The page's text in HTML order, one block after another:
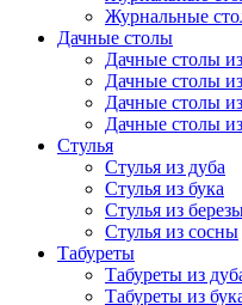
Журнальные
Дачные столы
Дачные столы
Дачные столы
Дачные столы
Дачные столы
Стулья
Стулья из дуба
Стулья из бука
Стулья из
Стулья из сосны
Табуреты
Табуреты из
Табуреты из